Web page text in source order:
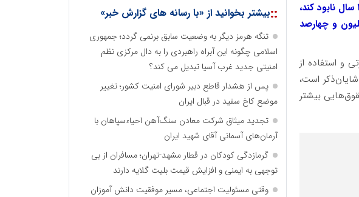
اکنون شما قضاوت کنید در کشوری که یک بانک می‌تواند ۴۶۰.۰۰۰ میلیارد تومان سرمایه را در کمتر از ۱۰ سال نابود کند،
و چهارصد
و استفاده از
است،
بیشتر
::بیشتر بخوانید از «با رسانه های گزارش خبر»
تنگه هرمز دیگر به وضعیت سابق برنمی گردد؛ جمهوری
اسلامی چگونه این آبراه راهبردی را به دال مرکزی نظم
امنیتی جدید غرب آسیا تبدیل می کند؟
پس از هشدار قاطع دبیر شورای امنیت کشور؛ تغییر
موضع کاخ سفید در قبال ایران
تجدید میثاق شرکت معادن سنگ‌آهن احیاءسپاهان با
آرمان‌های آسمانی آقای شهید ایران
گرمازدگی کودکان در قطار مشهد-تهران؛ مسافران از بی
توجهی به ایمنی و افزایش قیمت بلیت گلایه دارند
وقتی مسئولیت اجتماعی، مسیر موفقیت دانش آموزان